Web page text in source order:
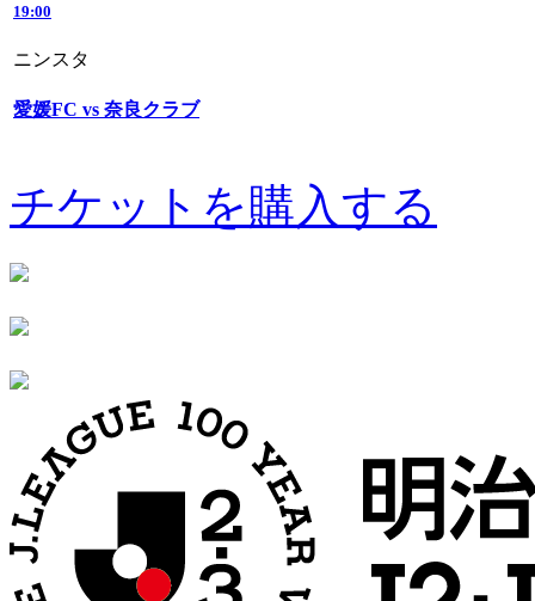
19:00
ニンスタ
愛媛FC vs 奈良クラブ
チケットを購入する